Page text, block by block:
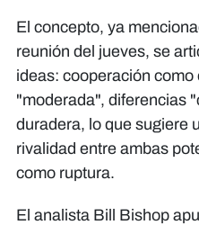
El concepto, ya
reunión del jueves, se
ideas: cooperación
"moderada", diferencias
duradera, lo que sugiere
rivalidad entre ambas
como ruptura.
El analista Bill Bishop